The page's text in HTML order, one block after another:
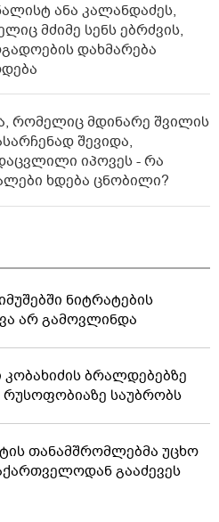
ანა კალანდაძეს,
მძიმე სენს ებრძვის,
დახმარება
რომელიც მდინარე შვილის
შევიდა,
იპოვეს - რა
ხდება ცნობილი?
ნიტრატების
არ გამოვლინდა
ბრალდებებზე
რუსოფობიაზე საუბრობს
თანამშრომლებმა უცხო
გააძევეს